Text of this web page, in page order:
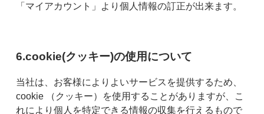
「マイアカウント」より個人情報の訂正が出来ます。
6.cookie(クッキー)の使用について
当社は、お客様によりよいサービスを提供するため、
cookie （クッキー）を使用することがありますが、こ
れにより個人を特定できる情報の収集を行えるもので